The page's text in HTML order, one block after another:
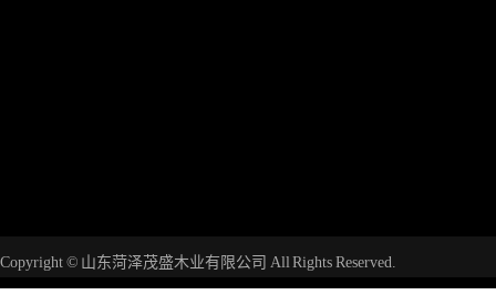
Copyright © 山东菏泽茂盛木业有限公司 All Rights Reserved.